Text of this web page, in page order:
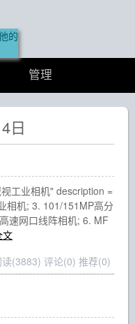
的
管理
日
工业相机" description =
相机; 3. 101/151MP高分
速网口线阵相机; 6. MF
文
读(3883) 评论(0) 推荐(0)